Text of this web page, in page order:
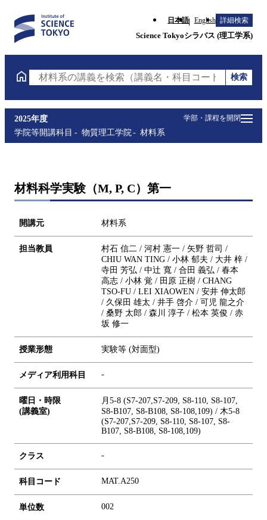
日本語 English 詳細検索
Science Tokyoシラバス (理工学系)
材料系の講義を検索（講義名・科目コード・担当教員
検索
学部・課程を開閉
2025年度
学院等開講科目
物質理工学院 材料系
材料科学実験（M, P, C）第一
開講元 材料系
担当教員
村石 信二 / 河村 憲一 / 矢野 哲司 /
CHIU WAN TING / 小林 郁夫 / 大井 梓 /
寺田 芳弘 / 中辻 寬 / 合田 義弘 / 春本
高志 / 小林 覚 / 田原 正樹 / CHANG
TSO-FU / LEI XIAOWEN / 安井 伸太郎
/ 久保田 雄太 / 井手 啓介 / 可児 龍之介
/ 桑野 太郎 / 森川 淳子 / 松本 英俊 / 赤
坂 修一
授業形態 実験等 (対面型)
メディア利用科目 -
曜日・時限
(講義室)
月5-8 (S7-207,S7-209, S8-110, S8-107,
S8-B107, S8-B108, S8-108,109) / 木5-8
(S7-207,S7-209, S8-110, S8-107, S8-
B107, S8-B108, S8-108,109)
クラス -
科目コード MAT.A250
単位数 002